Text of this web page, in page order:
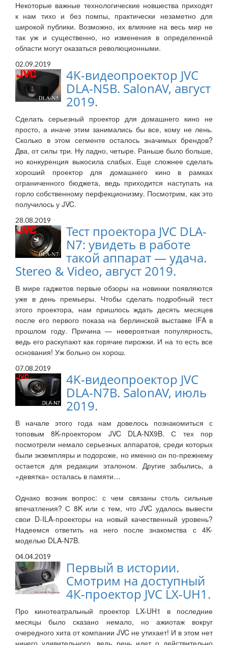
Некоторые важные технологические новшества приходят
к нам тихо и без помпы, практически незаметно для
широкой публики. Возможно, их влияние на весь мир не
так уж и существенно, но изменения в определенной
области могут оказаться революционными.
02.09.2019
4K-видеопроектор JVC
DLA-N5B. SalonAV, август
2019.
Сделать серьезный проектор для домашнего кино не
просто, а иначе этим занимались бы все, кому не лень.
Сколько в этом сегменте осталось значимых брендов?
Два, от силы три. Ну ладно, четыре. Раньше было больше,
но конкуренция выкосила слабых. Еще сложнее сделать
хороший проектор для домашнего кино в рамках
ограниченного бюджета, ведь приходится наступать на
горло собственному перфекционизму. Посмотрим, как это
получилось у JVC.
28.08.2019
Тест проектора JVC DLA-
N7: увидеть в работе
такой аппарат — удача.
Stereo & Video, август 2019.
В мире гаджетов первые обзоры на новинки появляются
уже в день премьеры. Чтобы сделать подробный тест
этого проектора, нам пришлось ждать десять месяцев
после его первого показа на берлинской выставке IFA в
прошлом году. Причина — невероятная популярность,
ведь его раскупают как горячие пирожки. И на то есть все
основания! Уж больно он хорош.
07.08.2019
4K-видеопроектор JVC
DLA-N7B. SalonAV, июль
2019.
В начале этого года нам довелось познакомиться с
топовым 8K-проектором JVC DLA-NX9B. С тех пор
посмотрели немало серьезных аппаратов, среди которых
были экземпляры и подороже, но именно он по-прежнему
остается для редакции эталоном. Другие забылись, а
«девятка» осталась в памяти…
Однако возник вопрос: с чем связаны столь сильные
впечатления? С 8K или с тем, что JVC удалось вывести
свои D-ILA-проекторы на новый качественный уровень?
Надеемся ответить на него после знакомства с 4K-
моделью DLA-N7B.
04.04.2019
Первый в истории.
Смотрим на доступный
4К-проектор JVC LX-UH1.
Про кинотеатральный проектор LX-UH1 в последние
месяцы было сказано немало, но ажиотаж вокруг
очередного хита от компании JVC не утихает! И в этом нет